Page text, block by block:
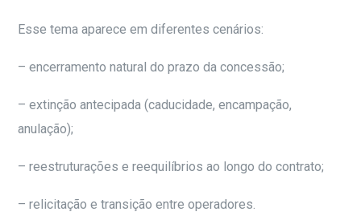
Esse tema aparece em diferentes cenários:
– encerramento natural do prazo da concessão;
– extinção antecipada (caducidade, encampação,
anulação);
– reestruturações e reequilíbrios ao longo do contrato;
– relicitação e transição entre operadores.